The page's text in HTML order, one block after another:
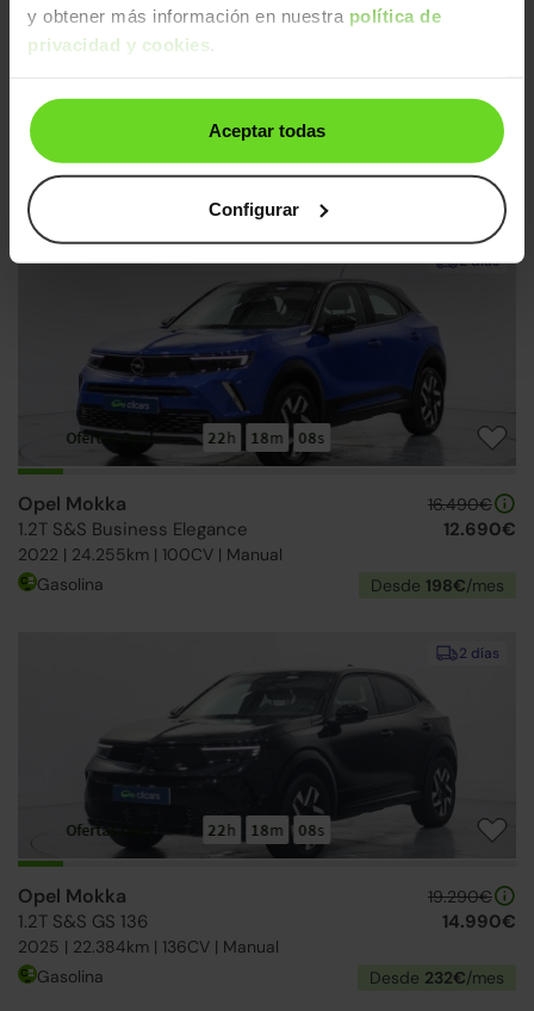
y obtener más información en nuestra política de
privacidad y cookies
Aceptar todas
Configurar
Ofertas Opel 22
Opel Mokka
1.2T S&S GS 136
2025 | 19.969km | 136CV | Manual
19.490€
14.990€
Gasolina /mes
2 días
Ofertas Opel 22h 18m 07s
Opel Mokka
1.2T S&S Business Elegance
2022 | 24.255km | 100CV | Manual
16.490€
12.690€
Gasolina Desde 198€/mes
2 días
Ofertas Opel 22h 18m 07s
Opel Mokka
1.2T S&S GS 136
2025 | 22.384km | 136CV | Manual
19.290€
14.990€
Gasolina Desde 232€/mes